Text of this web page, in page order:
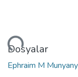
Dosyalar
Ephraim M